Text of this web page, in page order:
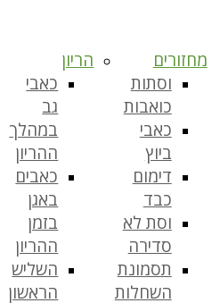
מחזורים
וסתות
כואבות
כאבי
ביוץ
דימום
כבד
וסת לא
סדירה
תסמונת
השחלות
הריון
כאבי
גב
במהלך
ההריון
כאבים
באגן
בזמן
ההריון
השליש
הראשון